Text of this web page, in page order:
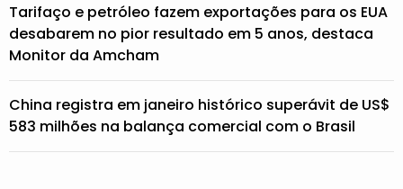
Tarifaço e petróleo fazem exportações para os EUA
desabarem no pior resultado em 5 anos, destaca
Monitor da Amcham
China registra em janeiro histórico superávit de US$
583 milhões na balança comercial com o Brasil